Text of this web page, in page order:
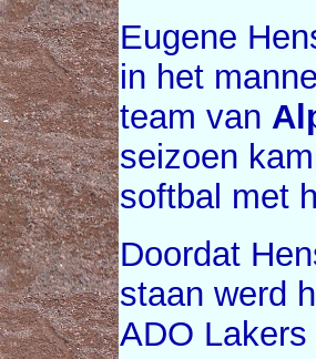
Eugene
in het
team van
seizoen
softbal met
Doordat
staan werd
ADO